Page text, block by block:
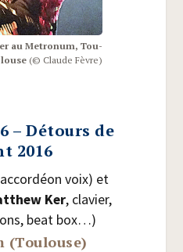
au Metro­num, Tou­
louse(© Claude Fèvre)
– Détours de
2016
voix) et
Ker, cla­vier,
beat box…)
(Toulouse)